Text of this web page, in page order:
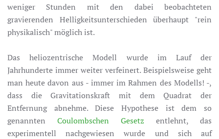
weniger Stunden mit den dabei beobachteten
gravierenden Helligkeitsunterschieden überhaupt "rein
physikalisch" möglich ist.
Das heliozentrische Modell wurde im Lauf der
Jahrhunderte immer weiter verfeinert. Beispielsweise geht
man heute davon aus - immer im Rahmen des Modells! -,
dass die Gravitationskraft mit dem Quadrat der
Entfernung abnehme. Diese Hypothese ist dem so
genannten Coulombschen Gesetz entlehnt, das
experimentell nachgewiesen wurde und sich auf